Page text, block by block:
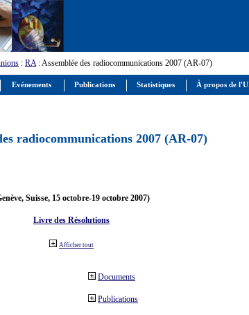
: RA: Assemblée des radiocommunications 2007 (AR-07)
radiocommunications 2007 (AR-07)
Suisse, 15 octobre-19 octobre 2007)
Livre des Résolutions
Afficher tout
Documents
Publications
Evénements Publications Statistiques À propos de